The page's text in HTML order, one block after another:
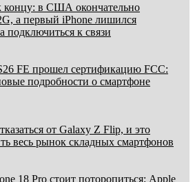
концу: в США окончательно
а первый iPhone лишился
подключиться к связи
FE прошел сертификацию FCC:
подробности о смартфоне
от Galaxy Z Flip, и это
весь рынок складных смартфонов
18 Pro стоит поторопиться: Apple